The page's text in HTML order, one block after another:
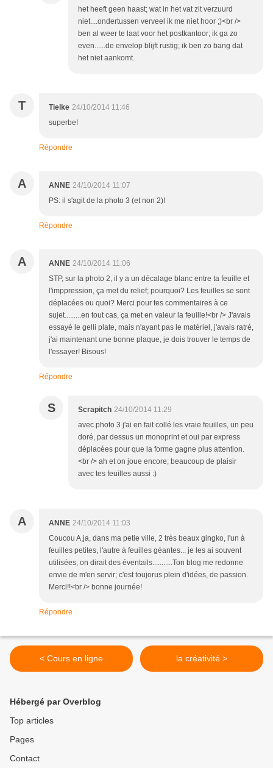
het heeft geen haast; wat in het vat zit verzuurd
niet....ondertussen verveel ik me niet hoor ;)<br />
ben al weer te laat voor het postkantoor; ik ga zo
even......de envelop blijft rustig; ik ben zo bang dat
het niet aankomt.
T Tielke 24/10/2014 11:46
superbe!
Répondre
A ANNE 24/10/2014 11:07
PS: il s'agit de la photo 3 (et non 2)!
Répondre
A ANNE 24/10/2014 11:06
STP, sur la photo 2, il y a un décalage blanc entre ta feuille et
l'imppression, ça met du relief; pourquoi? Les feuilles se sont
déplacées ou quoi? Merci pour tes commentaires à ce
sujet.........en tout cas, ça met en valeur la feuille!<br /> J'avais
essayé le gelli plate, mais n'ayant pas le matériel, j'avais ratré,
j'ai maintenant une bonne plaque, je dois trouver le temps de
l'essayer! Bisous!
Répondre
S Scrapitch 24/10/2014 11:29
avec photo 3 j'ai en fait collé les vraie feuilles, un peu
doré, par dessus un monoprint et oui par express
déplacées pour que la forme gagne plus attention.
<br /> ah et on joue encore; beaucoup de plaisir
avec tes feuilles aussi :)
A ANNE 24/10/2014 11:03
Coucou A,ja, dans ma petie ville, 2 très beaux gingko, l'un à
feuilles petites, l'autre à feuilles géantes... je les ai souvent
utilisées, on dirait des éventails...........Ton blog me redonne
envie de m'en servir; c'est toujorus plein d'idées, de passion.
Merci!!<br /> bonne journée!
Répondre
< Cours en ligne la créativité >
Hébergé par Overblog
Top articles
Pages
Contact